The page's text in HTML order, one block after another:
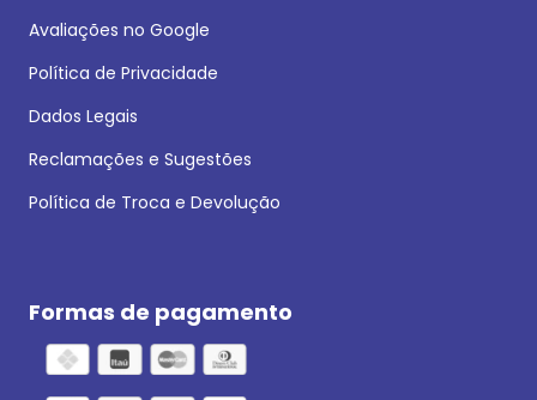
Avaliações no Google
Política de Privacidade
Dados Legais
Reclamações e Sugestões
Política de Troca e Devolução
Formas de pagamento